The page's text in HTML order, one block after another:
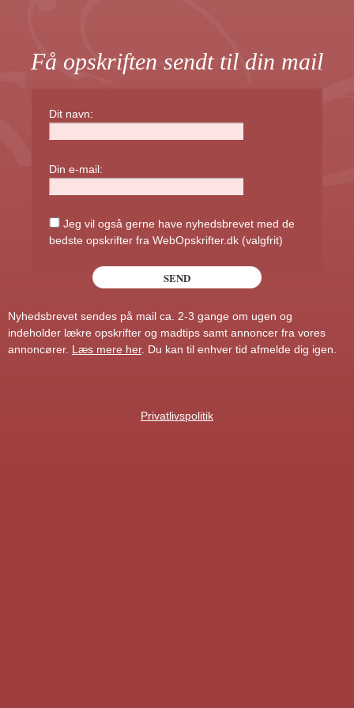
Få opskriften sendt til din mail
Dit navn:
Din e-mail:
Jeg vil også gerne have nyhedsbrevet med de
bedste opskrifter fra WebOpskrifter.dk (valgfrit)
Nyhedsbrevet sendes på mail ca. 2-3 gange om ugen og
indeholder lækre opskrifter og madtips samt annoncer fra vores
annoncører. Læs mere her. Du kan til enhver tid afmelde dig igen.
Privatlivspolitik